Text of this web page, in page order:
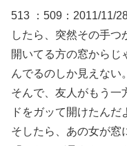
513 ：509：2011/11/
したら、突然その手つ
開いてる方の窓からじ
んでるのしか見えない。
そんで、友人がもう一
ドをガッて開けたんだ
そしたら、あの女が窓